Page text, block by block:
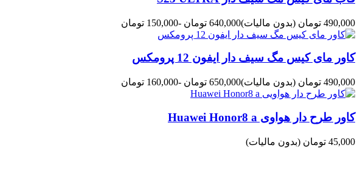
490,000 تومان (بدون مالیات)640,000 تومان -150,000 تومان
کاور مای کیس مگ سیف دار ایفون 12 پرومکس
490,000 تومان (بدون مالیات)650,000 تومان -160,000 تومان
کاور طرح دار هواوی Huawei Honor8 a
45,000 تومان (بدون مالیات)